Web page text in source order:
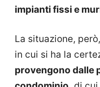
impianti fissi e
La situazione,
in cui si ha la
provengono dalle